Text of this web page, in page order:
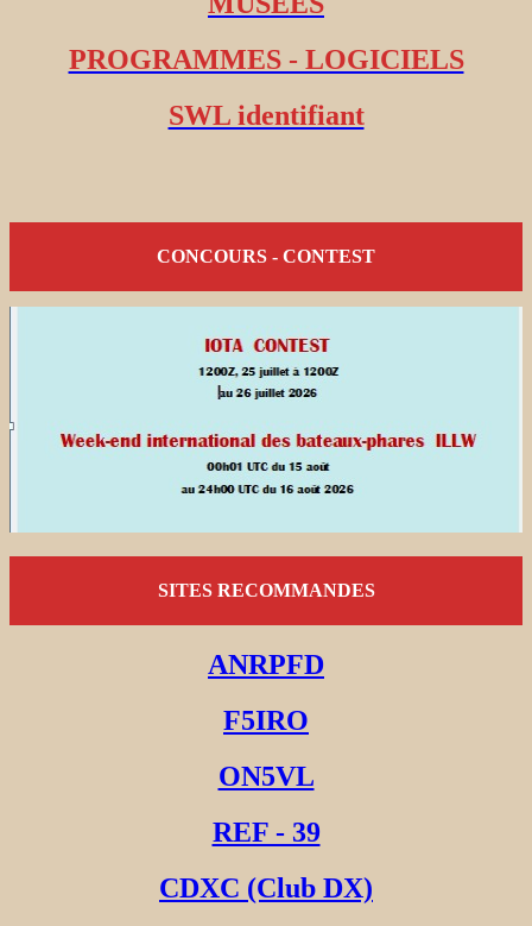
PROGRAMMES - LOGICIELS
SWL identifiant
CONCOURS - CONTEST
SITES RECOMMANDES
ANRPFD
F5IRO
ON5VL
REF - 39
CDXC (Club DX)